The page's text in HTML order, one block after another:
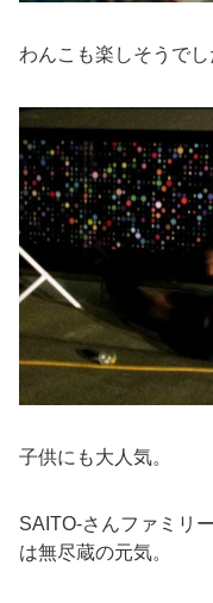
わんこも楽しそうでし
子供にも大人気。
SAITO-さんファミリ
は無尽蔵の元気。